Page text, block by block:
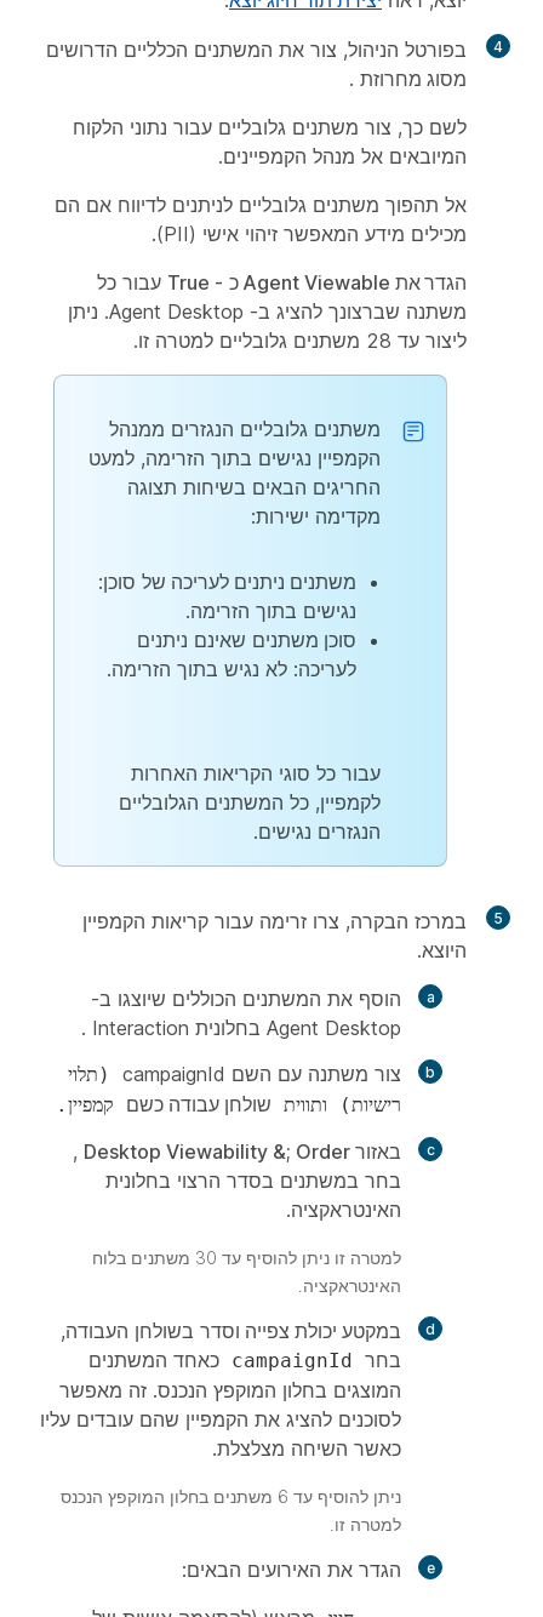
4
בפורטל הניהול, צור את המשתנים הכלליים הדרושים
מסוג מחרוזת .
לשם כך, צור משתנים גלובליים עבור נתוני הלקוח
המיובאים אל מנהל הקמפיינים.
אל תהפוך משתנים גלובליים לניתנים לדיווח אם הם
מכילים מידע המאפשר זיהוי אישי (PII).
הגדראת Agent Viewable כ - True
עבור כל
משתנה שברצונך להציג ב- Agent Desktop. ניתן
ליצור עד 28 משתנים גלובליים למטרה זו.
משתנים גלובליים הנגזרים ממנהל
הקמפיין נגישים בתוך הזרימה, למעט
החריגים הבאים בשיחות תצוגה
מקדימה ישירות:
משתנים ניתנים לעריכה של סוכן:
נגישים בתוך הזרימה.
סוכן משתנים שאינם ניתנים
לעריכה: לא נגיש בתוך הזרימה.
עבור כל סוגי הקריאות האחרות
לקמפיין, כל המשתנים הגלובליים
הנגזרים נגישים.
5
במרכז הבקרה, צרו זרימה עבור קריאות הקמפיין
היוצא.
הוסף את המשתנים הכוללים שיוצגו ב-
Agent Desktop בחלונית Interaction
.
צור משתנה עם השם campaignId
(תלוי
רישיות) ותווית שולחן עבודה כשם קמפיין.
באזור Desktop Viewability &; Order
,
בחר במשתנים בסדר הרצוי בחלונית
האינטראקציה.
למטרה זו ניתן להוסיף עד 30 משתנים בלוח
האינטראקציה.
במקטע יכולת צפייה וסדר בשולחן העבודה,
בחר campaignId כאחד המשתנים
המוצגים בחלון המוקפץ הנכנס. זה מאפשר
לסוכנים להציג את הקמפיין שהם עובדים עליו
כאשר השיחה מצלצלת.
ניתן להוסיף עד 6 משתנים בחלון המוקפץ הנכנס
למטרה זו.
הגדר את האירועים הבאים: